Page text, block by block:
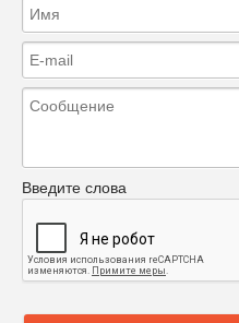
Введите слова